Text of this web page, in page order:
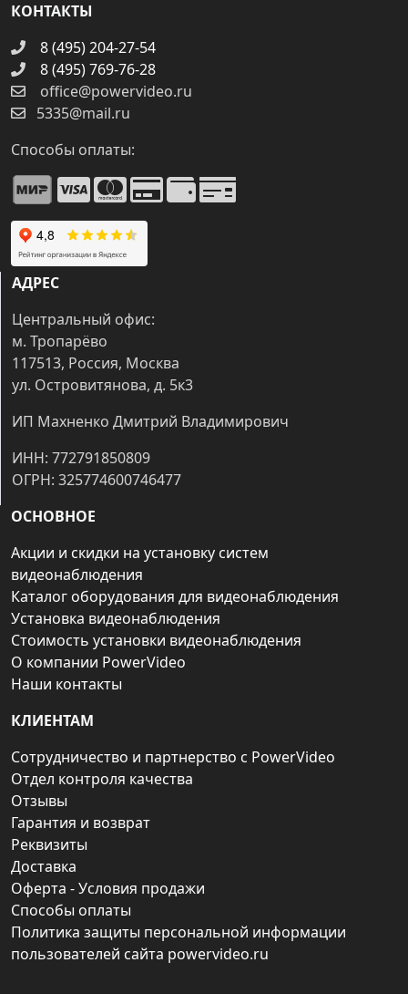
КОНТАКТЫ
8 (495) 204-27-54
8 (495) 769-76-28
office@powervideo.ru
5335@mail.ru
Способы оплаты:
АДРЕС
Центральный офис:
м. Тропарёво
117513, Россия, Москва
ул. Островитянова, д. 5к3
ИП Махненко Дмитрий Владимирович
ИНН: 772791850809
ОГРН: 325774600746477
ОСНОВНОЕ
Акции и скидки на установку систем
видеонаблюдения
Каталог оборудования для видеонаблюдения
Установка видеонаблюдения
Стоимость установки видеонаблюдения
О компании PowerVideo
Наши контакты
КЛИЕНТАМ
Сотрудничество и партнерство с PowerVideo
Отдел контроля качества
Отзывы
Гарантия и возврат
Реквизиты
Доставка
Оферта - Условия продажи
Способы оплаты
Политика защиты персональной информации
пользователей сайта powervideo.ru